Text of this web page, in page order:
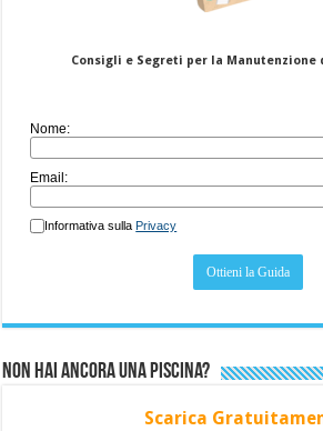
Consigli e Segreti per la Manutenzione
Nome:
Email:
Informativa sulla Privacy
Non hai ancora una piscina?
Scarica